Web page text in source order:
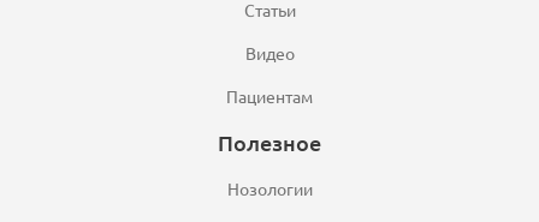
Статьи
Видео
Пациентам
Полезное
Нозологии